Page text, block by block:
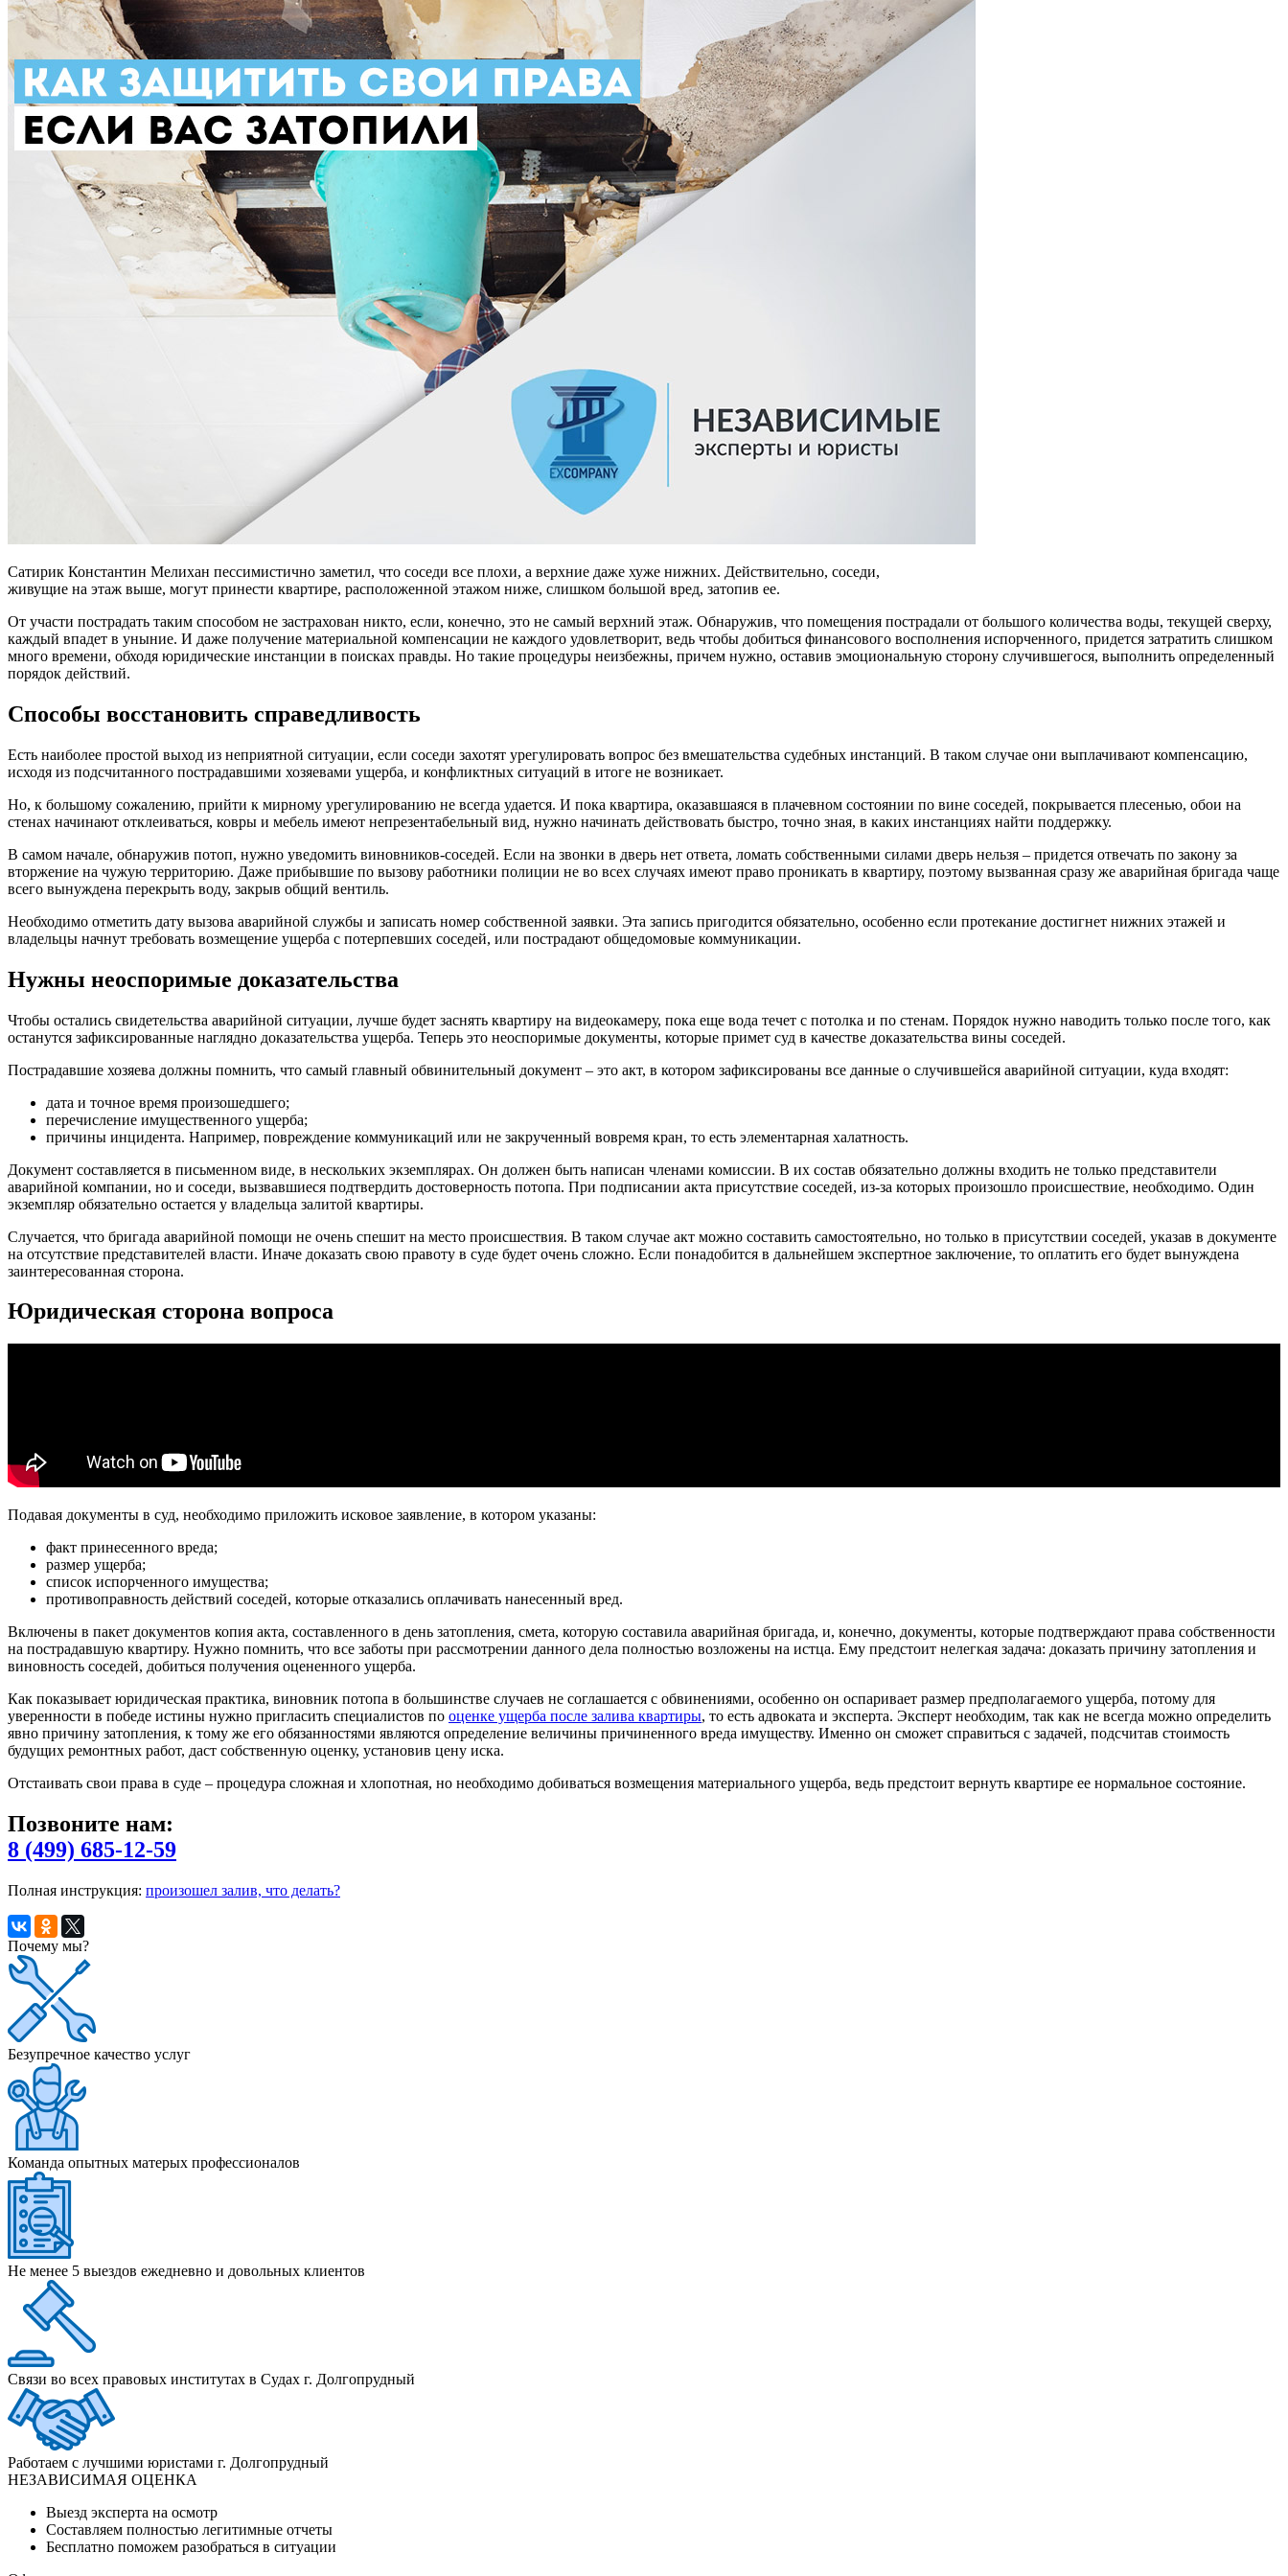
Сатирик Константин Мелихан пессимистично заметил, что соседи все плохи, а верхние даже хуже нижних. Действительно, соседи,
живущие на этаж выше, могут принести квартире, расположенной этажом ниже, слишком большой вред, затопив ее.
От участи пострадать таким способом не застрахован никто, если, конечно, это не самый верхний этаж. Обнаружив, что помещения пострадали от большого количества воды, текущей сверху,
каждый впадет в уныние. И даже получение материальной компенсации не каждого удовлетворит, ведь чтобы добиться финансового восполнения испорченного, придется затратить слишком
много времени, обходя юридические инстанции в поисках правды. Но такие процедуры неизбежны, причем нужно, оставив эмоциональную сторону случившегося, выполнить определенный
порядок действий.
Способы восстановить справедливость
Есть наиболее простой выход из неприятной ситуации, если соседи захотят урегулировать вопрос без вмешательства судебных инстанций. В таком случае они выплачивают компенсацию,
исходя из подсчитанного пострадавшими хозяевами ущерба, и конфликтных ситуаций в итоге не возникает.
Но, к большому сожалению, прийти к мирному урегулированию не всегда удается. И пока квартира, оказавшаяся в плачевном состоянии по вине соседей, покрывается плесенью, обои на
стенах начинают отклеиваться, ковры и мебель имеют непрезентабельный вид, нужно начинать действовать быстро, точно зная, в каких инстанциях найти поддержку.
В самом начале, обнаружив потоп, нужно уведомить виновников-соседей. Если на звонки в дверь нет ответа, ломать собственными силами дверь нельзя – придется отвечать по закону за
вторжение на чужую территорию. Даже прибывшие по вызову работники полиции не во всех случаях имеют право проникать в квартиру, поэтому вызванная сразу же аварийная бригада чаще
всего вынуждена перекрыть воду, закрыв общий вентиль.
Необходимо отметить дату вызова аварийной службы и записать номер собственной заявки. Эта запись пригодится обязательно, особенно если протекание достигнет нижних этажей и
владельцы начнут требовать возмещение ущерба с потерпевших соседей, или пострадают общедомовые коммуникации.
Нужны неоспоримые доказательства
Чтобы остались свидетельства аварийной ситуации, лучше будет заснять квартиру на видеокамеру, пока еще вода течет с потолка и по стенам. Порядок нужно наводить только после того, как
останутся зафиксированные наглядно доказательства ущерба. Теперь это неоспоримые документы, которые примет суд в качестве доказательства вины соседей.
Пострадавшие хозяева должны помнить, что самый главный обвинительный документ – это акт, в котором зафиксированы все данные о случившейся аварийной ситуации, куда входят:
дата и точное время произошедшего;
перечисление имущественного ущерба;
причины инцидента. Например, повреждение коммуникаций или не закрученный вовремя кран, то есть элементарная халатность.
Документ составляется в письменном виде, в нескольких экземплярах. Он должен быть написан членами комиссии. В их состав обязательно должны входить не только представители
аварийной компании, но и соседи, вызвавшиеся подтвердить достоверность потопа. При подписании акта присутствие соседей, из-за которых произошло происшествие, необходимо. Один
экземпляр обязательно остается у владельца залитой квартиры.
Случается, что бригада аварийной помощи не очень спешит на место происшествия. В таком случае акт можно составить самостоятельно, но только в присутствии соседей, указав в документе
на отсутствие представителей власти. Иначе доказать свою правоту в суде будет очень сложно. Если понадобится в дальнейшем экспертное заключение, то оплатить его будет вынуждена
заинтересованная сторона.
Юридическая сторона вопроса
Подавая документы в суд, необходимо приложить исковое заявление, в котором указаны:
факт принесенного вреда;
размер ущерба;
список испорченного имущества;
противоправность действий соседей, которые отказались оплачивать нанесенный вред.
Включены в пакет документов копия акта, составленного в день затопления, смета, которую составила аварийная бригада, и, конечно, документы, которые подтверждают права собственности
на пострадавшую квартиру. Нужно помнить, что все заботы при рассмотрении данного дела полностью возложены на истца. Ему предстоит нелегкая задача: доказать причину затопления и
виновность соседей, добиться получения оцененного ущерба.
Как показывает юридическая практика, виновник потопа в большинстве случаев не соглашается с обвинениями, особенно он оспаривает размер предполагаемого ущерба, потому для
уверенности в победе истины нужно пригласить специалистов по оценке ущерба после залива квартиры, то есть адвоката и эксперта. Эксперт необходим, так как не всегда можно определить
явно причину затопления, к тому же его обязанностями являются определение величины причиненного вреда имуществу. Именно он сможет справиться с задачей, подсчитав стоимость
будущих ремонтных работ, даст собственную оценку, установив цену иска.
Отстаивать свои права в суде – процедура сложная и хлопотная, но необходимо добиваться возмещения материального ущерба, ведь предстоит вернуть квартире ее нормальное состояние.
Позвоните нам:
8 (499) 685-12-59
Полная инструкция: произошел залив, что делать?
Почему мы?
Безупречное качество услуг
Команда опытных матерых профессионалов
Не менее 5 выездов ежедневно и довольных клиентов
Связи во всех правовых институтах в Судах г. Долгопрудный
Работаем с лучшими юристами г. Долгопрудный
НЕЗАВИСИМАЯ ОЦЕНКА
Выезд эксперта на осмотр
Составляем полностью легитимные отчеты
Бесплатно поможем разобраться в ситуации